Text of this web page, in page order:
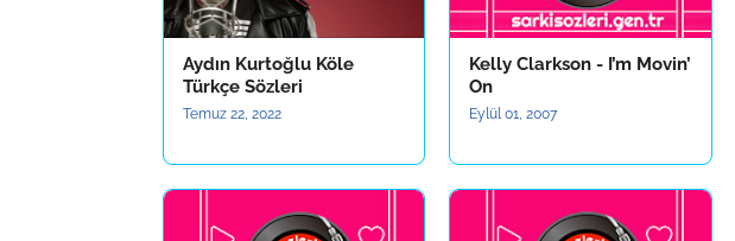
Aydın Kurtoğlu Köle
Türkçe Sözleri
Temuz 22, 2022
Kelly Clarkson - I’m Movin’
On
Eylül 01, 2007